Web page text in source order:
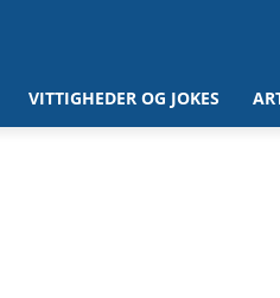
VITTIGHEDER OG JOKES